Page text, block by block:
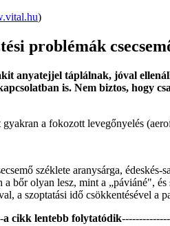
)
problémák
anyatejjel táplálnak, jóval
is. Nem biztos, hogy
gyakran a fokozott levegőnyelés
széklete aranysárga,
a bőr olyan lesz, mint a „páviáné",
a szoptatási idő csökkentésével
a cikk lentebb folytatódik